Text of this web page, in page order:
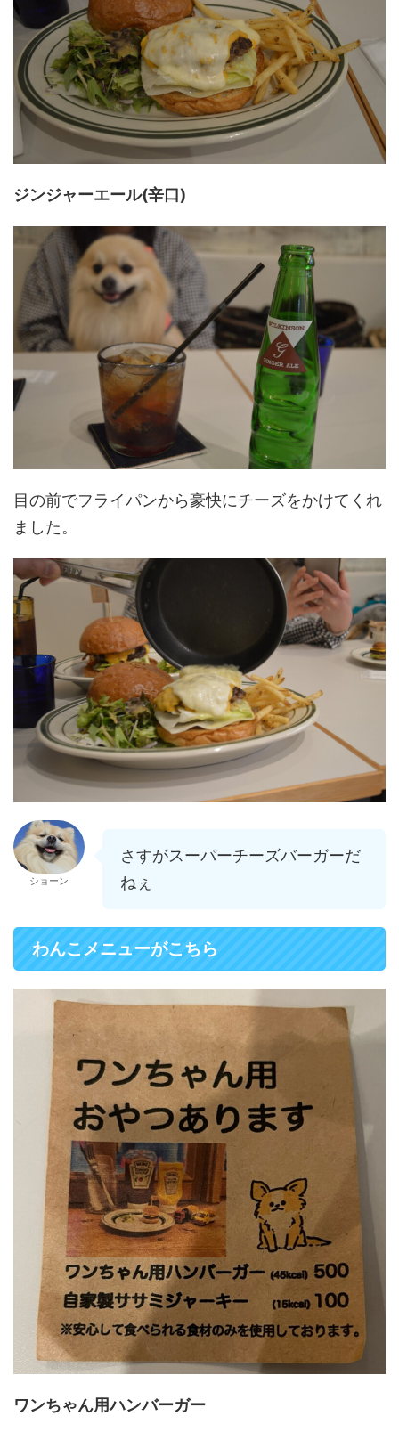
ジンジャーエール(辛口)
目の前でフライパンから豪快にチーズをかけてくれ
ました。
ショーン
さすがスーパーチーズバーガーだ
ねぇ
わんこメニューがこちら
ワンちゃん用ハンバーガー